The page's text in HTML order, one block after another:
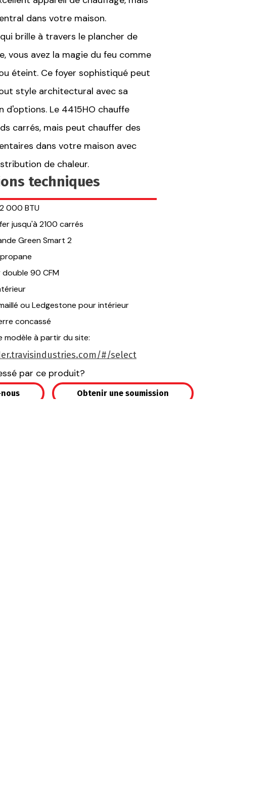
dans votre maison.
brille à travers le plancher de
vous avez la magie du feu comme
éteint. Ce foyer sophistiqué peut
style architectural avec sa
d'options. Le 4415HO chauffe
carrés, mais peut chauffer des
dans votre maison avec
de chaleur.
techniques
000 BTU
jusqu'à 2100 carrés
Green Smart 2
90 CFM
ou Ledgestone pour intérieur
concassé
modèle à partir du site:
#/select
par ce produit?
Obtenir une soumission